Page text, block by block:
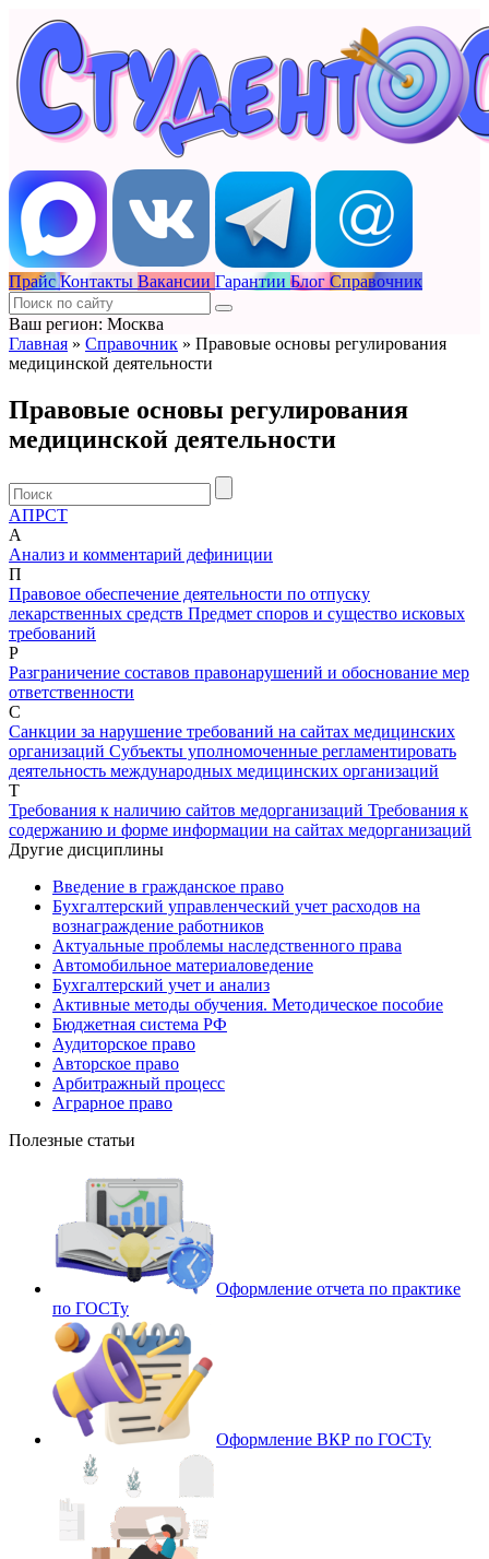
Прайс Контакты Вакансии Гарантии Блог Справочник
Ваш регион: Москва
Главная » Справочник » Правовые основы регулирования
медицинской деятельности
Правовые основы регулирования
медицинской деятельности
АПРСТ
А
Анализ и комментарий дефиниции
П
Правовое обеспечение деятельности по отпуску
лекарственных средств Предмет споров и существо исковых
требований
Р
Разграничение составов правонарушений и обоснование мер
ответственности
С
Санкции за нарушение требований на сайтах медицинских
организаций Субъекты уполномоченные регламентировать
деятельность международных медицинских организаций
Т
Требования к наличию сайтов медорганизаций Требования к
содержанию и форме информации на сайтах медорганизаций
Другие дисциплины
Введение в гражданское право
Бухгалтерский управленческий учет расходов на
вознаграждение работников
Актуальные проблемы наследственного права
Автомобильное материаловедение
Бухгалтерский учет и анализ
Активные методы обучения. Методическое пособие
Бюджетная система РФ
Аудиторское право
Авторское право
Арбитражный процесс
Аграрное право
Полезные статьи
Оформление отчета по практике
по ГОСТу
Оформление ВКР по ГОСТу